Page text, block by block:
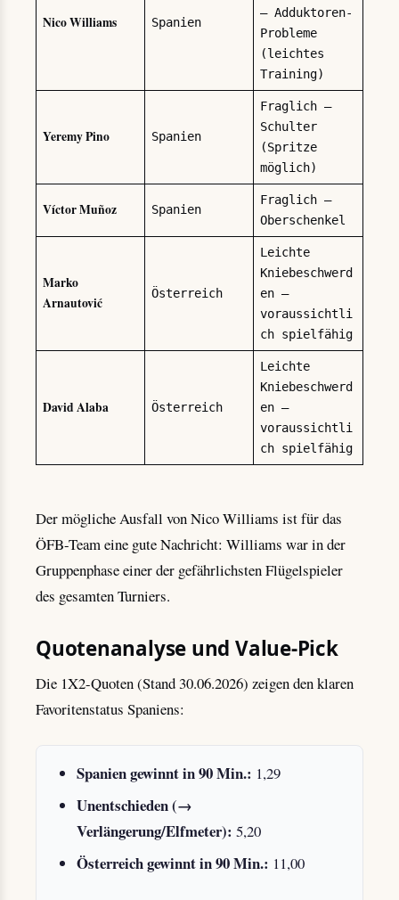
Nico Williams Spanien
— Adduktoren-
Probleme
(leichtes
Training)
Yeremy Pino Spanien
Fraglich —
Schulter
(Spritze
möglich)
Víctor Muñoz Spanien
Fraglich —
Oberschenkel
Marko
Arnautović
Österreich
Leichte
Kniebeschwerd
en —
voraussichtli
ch spielfähig
David Alaba Österreich
Leichte
Kniebeschwerd
en —
voraussichtli
ch spielfähig
Der mögliche Ausfall von Nico Williams ist für das
ÖFB-Team eine gute Nachricht: Williams war in der
Gruppenphase einer der gefährlichsten Flügelspieler
des gesamten Turniers.
Quotenanalyse und Value-Pick
Die 1X2-Quoten (Stand 30.06.2026) zeigen den klaren
Favoritenstatus Spaniens:
Spanien gewinnt in 90 Min.: 1,29
Unentschieden (→
Verlängerung/Elfmeter): 5,20
Österreich gewinnt in 90 Min.: 11,00